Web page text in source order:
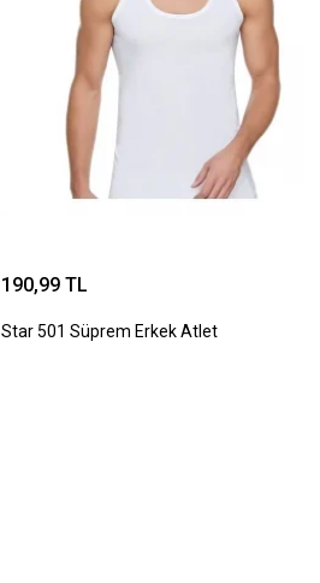
190,99 TL
Star 501 Süprem Erkek Atlet